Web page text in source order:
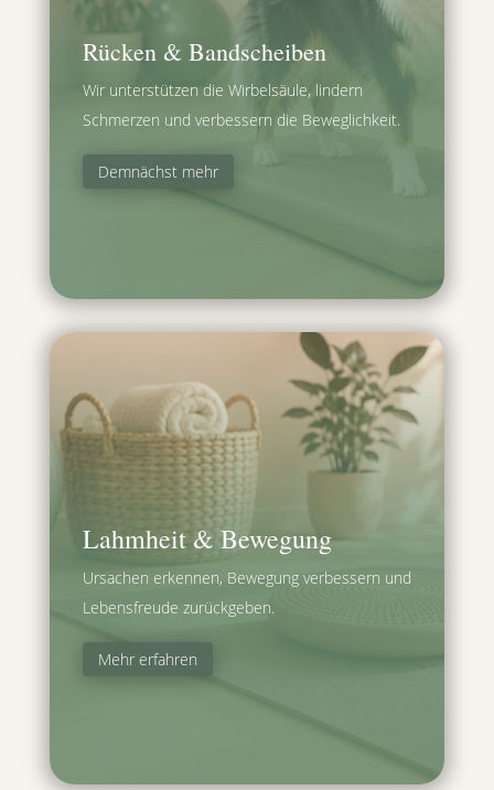
Rücken & Bandscheiben
Wir unterstützen die Wirbelsäule, lindern
Schmerzen und verbessern die Beweglichkeit.
Demnächst mehr
Lahmheit & Bewegung
Ursachen erkennen, Bewegung verbessern und
Lebensfreude zurückgeben.
Mehr erfahren